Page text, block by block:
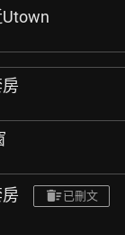
已刪文